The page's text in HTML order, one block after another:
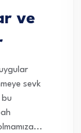
ve
sevk
bu